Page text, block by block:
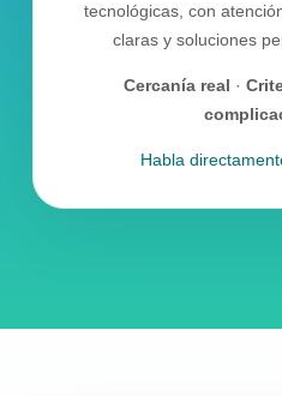
tecnológicas, con
claras y soluciones
Cercanía real ·
Habla